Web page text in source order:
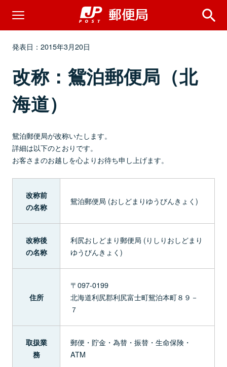
発表日：2015年3月20日
改称：鴛泊郵便局（北
海道）
鴛泊郵便局が改称いたします。
詳細は以下のとおりです。
お客さまのお越しを心よりお待ち申し上げます。
改称前
の名称
鴛泊郵便局 (おしどまりゆうびんきょく)
改称後
の名称
利尻おしどまり郵便局 (りしりおしどまり
ゆうびんきょく)
住所
〒097-0199
北海道利尻郡利尻富士町鴛泊本町８９－
７
取扱業
務
郵便・貯金・為替・振替・生命保険・
ATM